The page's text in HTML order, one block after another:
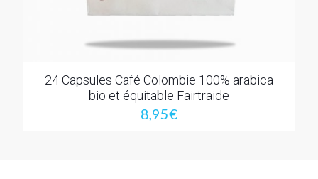
24 Capsules Café Colombie 100% arabica
bio et équitable Fairtraide
8,95€